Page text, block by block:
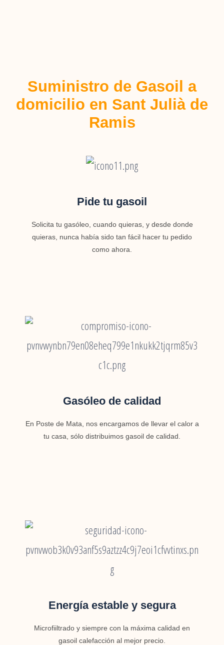
Suministro de Gasoil a
domicilio en Sant Julià de
Ramis
Pide tu gasoil
Solicita tu gasóleo, cuando quieras, y desde donde
quieras, nunca había sido tan fácil hacer tu pedido
como ahora.
Gasóleo de calidad
En Poste de Mata, nos encargamos de llevar el calor a
tu casa, sólo distribuimos gasoil de calidad.
Energía estable y segura
Microfiiltrado y siempre con la máxima calidad en
gasoil calefacción al mejor precio.